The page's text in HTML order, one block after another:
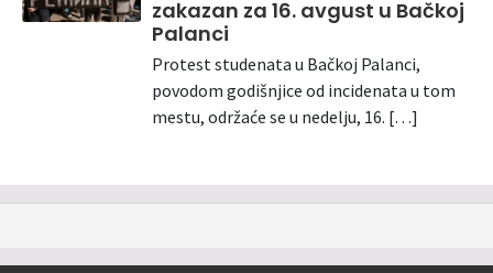
zakazan za 16. avgust u Bačkoj
Palanci
Protest studenata u Bačkoj Palanci,
povodom godišnjice od incidenata u tom
mestu, održaće se u nedelju, 16. […]